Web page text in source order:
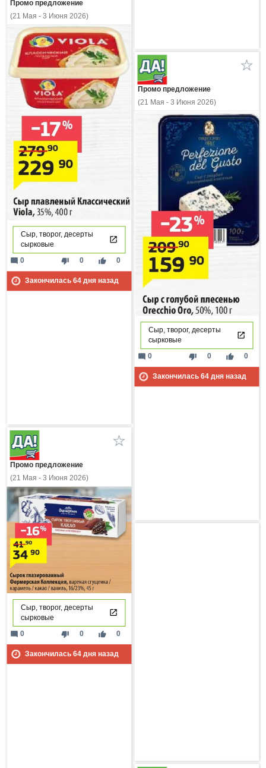
Промо предложение
(21 Мая - 3 Июня 2026)
Сыр, творог, десерты
сырковые
thumb_down 0 thumb_up 0
mode_comment 0
Закончилась 64дня назад
Промо предложение
(21 Мая - 3 Июня 2026)
Сыр, творог, десерты
сырковые
thumb_down 0 thumb_up 0
mode_comment 0
Закончилась 64дня назад
Промо предложение
(21 Мая - 3 Июня 2026)
Сыр, творог, десерты
сырковые
thumb_down 0 thumb_up 0
mode_comment 0
Закончилась 64дня назад